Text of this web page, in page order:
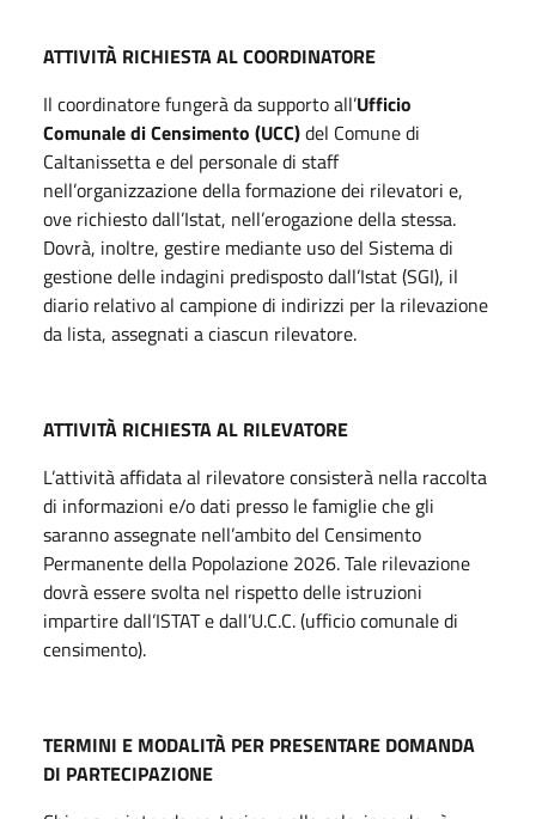
ATTIVITÀ RICHIESTA AL COORDINATORE
Il coordinatore fungerà da supporto all’Ufficio
Comunale di Censimento (UCC)del Comune di
Caltanissetta e del personale di staff
nell’organizzazione della formazione dei rilevatori e,
ove richiesto dall’Istat, nell’erogazione della stessa.
Dovrà, inoltre, gestire mediante uso del Sistema di
gestione delle indagini predisposto dall’Istat (SGI), il
diario relativo al campione di indirizzi per la rilevazione
da lista, assegnati a ciascun rilevatore.
ATTIVITÀ RICHIESTA AL RILEVATORE
L’attività affidata al rilevatore consisterà nella raccolta
di informazioni e/o dati presso le famiglie che gli
saranno assegnate nell’ambito del Censimento
Permanente della Popolazione 2026. Tale rilevazione
dovrà essere svolta nel rispetto delle istruzioni
impartire dall’ISTAT e dall’U.C.C. (ufficio comunale di
censimento).
TERMINI E MODALITÀ PER PRESENTARE DOMANDA
DI PARTECIPAZIONE